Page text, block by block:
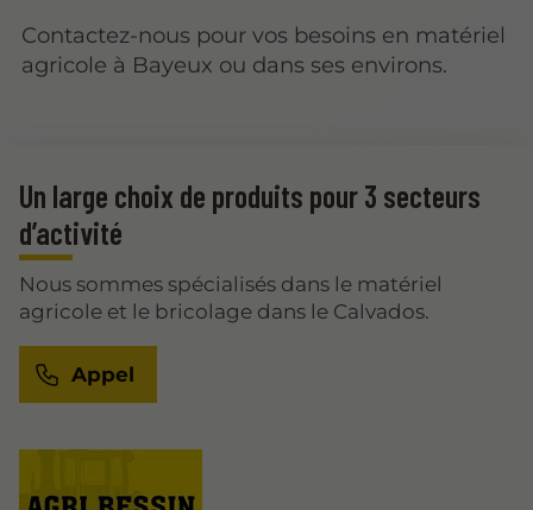
Contactez-nous pour vos besoins en matériel
agricole à Bayeux ou dans ses environs.
Un large choix de produits pour 3 secteurs
d’activité
Nous sommes spécialisés dans le matériel
agricole et le bricolage dans le Calvados.
Appel